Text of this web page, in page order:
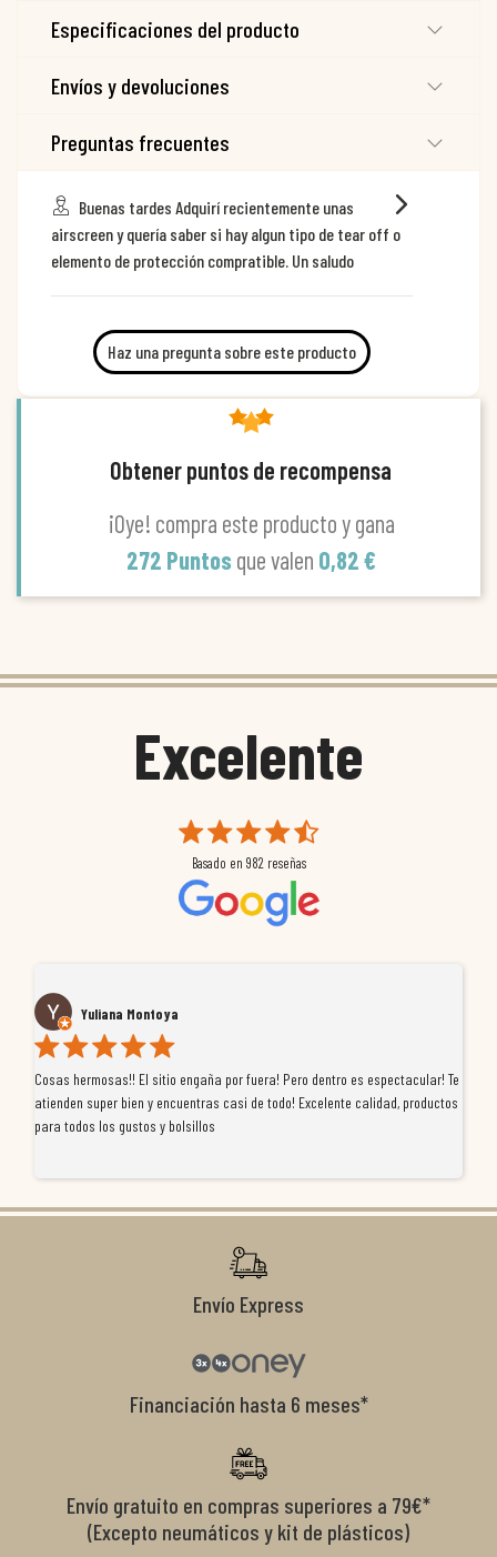
Especificaciones del producto
Envíos y devoluciones
Preguntas frecuentes
Buenas tardes Adquirí recientemente unas
airscreen y quería saber si hay algun tipo de tear off o
elemento de protección compratible. Un saludo
Haz una pregunta sobre este producto
Obtener puntos de recompensa
¡Oye! compra este producto y gana
272 Puntos que valen 0,82 €
Excelente
Basado en 982 reseñas
Yuliana Montoya
Cosas hermosas!! El sitio engaña por fuera! Pero dentro es espectacular! Te
atienden super bien y encuentras casi de todo! Excelente calidad, productos
para todos los gustos y bolsillos
Envío Express
Financiación hasta 6 meses*
Envío gratuito en compras superiores a 79€*
(Excepto neumáticos y kit de plásticos)